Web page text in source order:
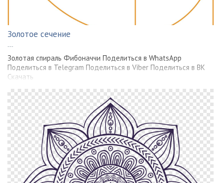
Золотое сечение
---
Золотая спираль Фибоначчи Поделиться в WhatsApp
Поделиться в Telegram Поделиться в Viber Поделиться в ВК
Скачать